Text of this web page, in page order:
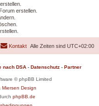
erstellen.
Alle Zeiten sind UTC+02:00
Kontakt
nach DSA - Datenschutz - Partner
© phpBB Limited
Miersen Design
phpBB.de